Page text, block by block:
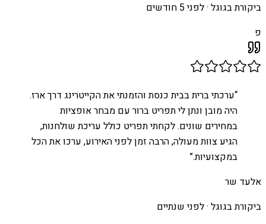
ביקורת בגוגל ·לפני 5 חודשים
פ
“ערכתי ברית בבית כנסת והזמנתי את הקייטרינג דרך ארז.
היה מובן ונתן לי תפריט ברור עם מבחר אופציות
במחירים שונים. לקחתי תפריט כולל עריכת שולחנות,
הגיע צוות מעולה, הרבה זמן לפני האירוע, ערכו את הכל
במקצועיות.”
אלעד שר
ביקורת בגוגל ·לפני שנתיים